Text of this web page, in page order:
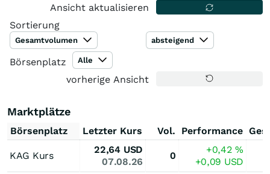
Ansicht aktualisieren
Sortierung
Gesamtvolumen absteigend
Börsenplatz Alle
vorherige Ansicht
Marktplätze
Börsenplatz Letzter Kurs Vol. Performance
KAG Kurs
22,64 USD
07.08.26
0
+0,42%
+0,09 USD